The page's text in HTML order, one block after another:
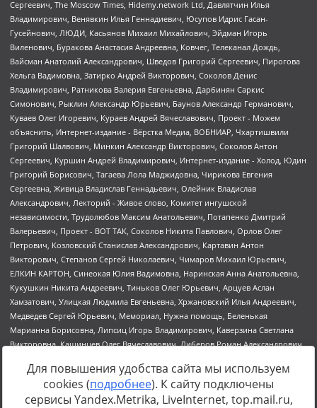
Источник:https://minjust.gov.ru/uploaded/files/reestr-
Для повышения удобства сайта мы используем
cookies (подробнее). К сайту подключены
сервисы Yandex.Metrika, LiveInternet, top.mail.ru,